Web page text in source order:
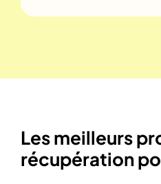
Les meilleurs
récupération